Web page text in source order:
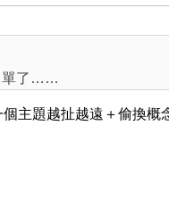
單了……
主題越扯越遠＋偷換概